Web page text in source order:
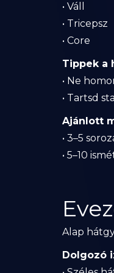
• Váll
• Tricepsz
• Core
Tippek a
• Ne
• Tartsd
Ajánlott
• 3–5
• 5–10
Alap
Dolgozó